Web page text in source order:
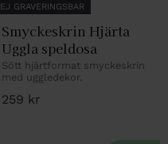
EJ GRAVERINGSBAR
Smyckeskrin Hjärta
Uggla speldosa
Sött hjärtformat smyckeskrin
med uggledekor.
259 kr